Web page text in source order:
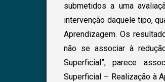
submetidos a uma
intervenção daquele tipo,
Aprendizagem. Os
não se associar à
Superficial”, parece
Superficial – Realização à